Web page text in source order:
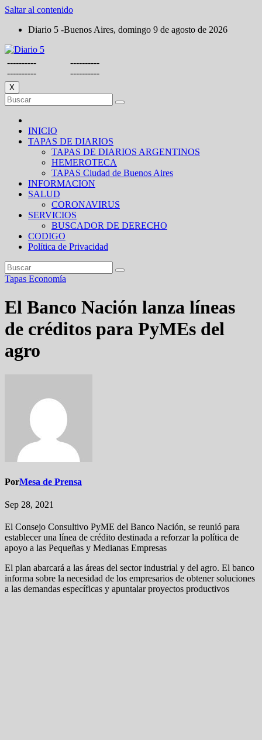
Saltar al contenido
Diario 5 -Buenos Aires, domingo 9 de agosto de 2026
----------
----------
----------
----------
X
INICIO
TAPAS DE DIARIOS
TAPAS DE DIARIOS ARGENTINOS
HEMEROTECA
TAPAS Ciudad de Buenos Aires
INFORMACION
SALUD
CORONAVIRUS
SERVICIOS
BUSCADOR DE DERECHO
CODIGO
Política de Privacidad
Tapas Economía
El Banco Nación lanza líneas
de créditos para PyMEs del
agro
PorMesa de Prensa
Sep 28, 2021
El Consejo Consultivo PyME del Banco Nación, se reunió para
establecer una línea de crédito destinada a reforzar la política de
apoyo a las Pequeñas y Medianas Empresas
El plan abarcará a las áreas del sector industrial y del agro. El banco
informa sobre la necesidad de los empresarios de obtener soluciones
a las demandas específicas y apuntalar proyectos productivos